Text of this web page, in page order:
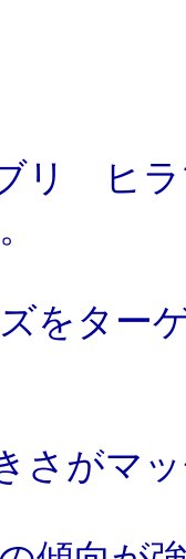
リ ヒ
をター
さがマ